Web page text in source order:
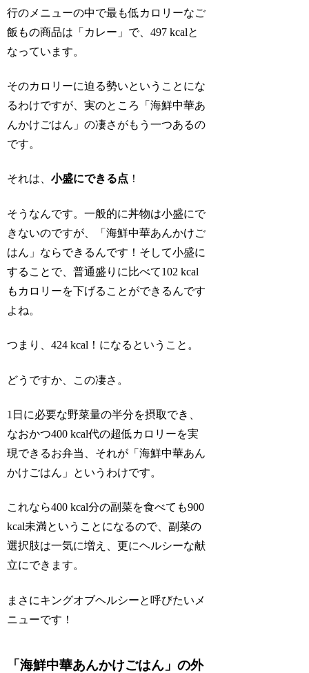
行のメニューの中で最も低カロリーなご
飯もの商品は「カレー」で、497 kcalと
なっています。
そのカロリーに迫る勢いということにな
るわけですが、実のところ「海鮮中華あ
んかけごはん」の凄さがもう一つあるの
です。
それは、小盛にできる点 ！
そうなんです。一般的に丼物は小盛にで
きないのですが、「海鮮中華あんかけご
はん」ならできるんです！そして小盛に
することで、普通盛りに比べて102 kcal
もカロリーを下げることができるんです
よね。
つまり、424 kcal！になるということ。
どうですか、この凄さ。
1日に必要な野菜量の半分を摂取でき、
なおかつ400 kcal代の超低カロリーを実
現できるお弁当、それが「海鮮中華あん
かけごはん」というわけです。
これなら400 kcal分の副菜を食べても900
kcal未満ということになるので、副菜の
選択肢は一気に増え、更にヘルシーな献
立にできます。
まさにキングオブヘルシーと呼びたいメ
ニューです！
「海鮮中華あんかけごはん」の外